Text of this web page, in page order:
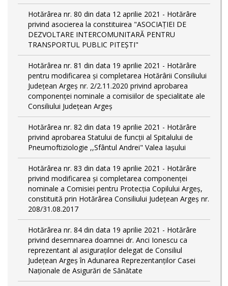
Hotărârea nr. 80 din data 12 aprilie 2021 - Hotărâre
privind asocierea la constituirea "ASOCIAȚIEI DE
DEZVOLTARE INTERCOMUNITARĂ PENTRU
TRANSPORTUL PUBLIC PITEȘTI"
Hotărârea nr. 81 din data 19 aprilie 2021 - Hotărâre
pentru modificarea și completarea Hotărârii Consiliului
Județean Argeș nr. 2/2.11.2020 privind aprobarea
componenței nominale a comisiilor de specialitate ale
Consiliului Județean Argeș
Hotărârea nr. 82 din data 19 aprilie 2021 - Hotărâre
privind aprobarea Statului de funcții al Spitalului de
Pneumoftiziologie ,,Sfântul Andrei" Valea Iașului
Hotărârea nr. 83 din data 19 aprilie 2021 - Hotărâre
privind modificarea și completarea componenței
nominale a Comisiei pentru Protecția Copilului Argeș,
constituită prin Hotărârea Consiliului Județean Argeș nr.
208/31.08.2017
Hotărârea nr. 84 din data 19 aprilie 2021 - Hotărâre
privind desemnarea doamnei dr. Anci Ionescu ca
reprezentant al asiguraților delegat de Consiliul
Județean Argeș în Adunarea Reprezentanților Casei
Naționale de Asigurări de Sănătate